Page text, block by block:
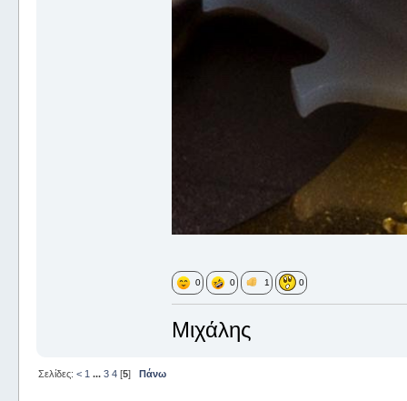
0 0 1 0
Μιχάλης
Σελίδες: < 1 ... 3 4[5] Πάνω